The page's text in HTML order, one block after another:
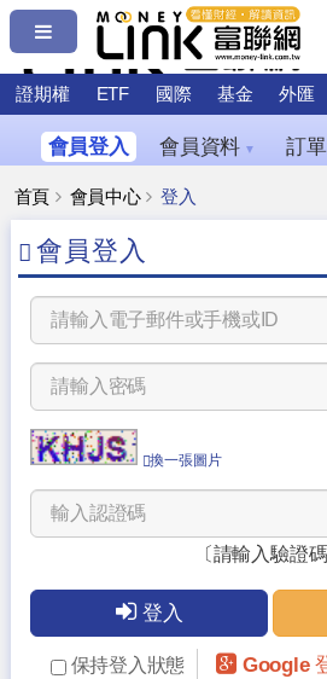
證期權 ETF 國際 基金 外匯
會員登入 會員資料 ▼ 訂
首頁 會員中心 登入
會員登入
換一張圖片
〔請輸入驗證碼
登入
保持登入狀態 Google